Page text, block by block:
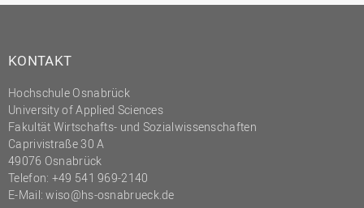
KONTAKT
Hochschule Osnabrück
University of Applied Sciences
Fakultät Wirtschafts- und Sozialwissenschaften
Caprivistraße 30 A
49076 Osnabrück
Telefon: +49 541 969-2140
E-Mail:wiso@hs-osnabrueck.de